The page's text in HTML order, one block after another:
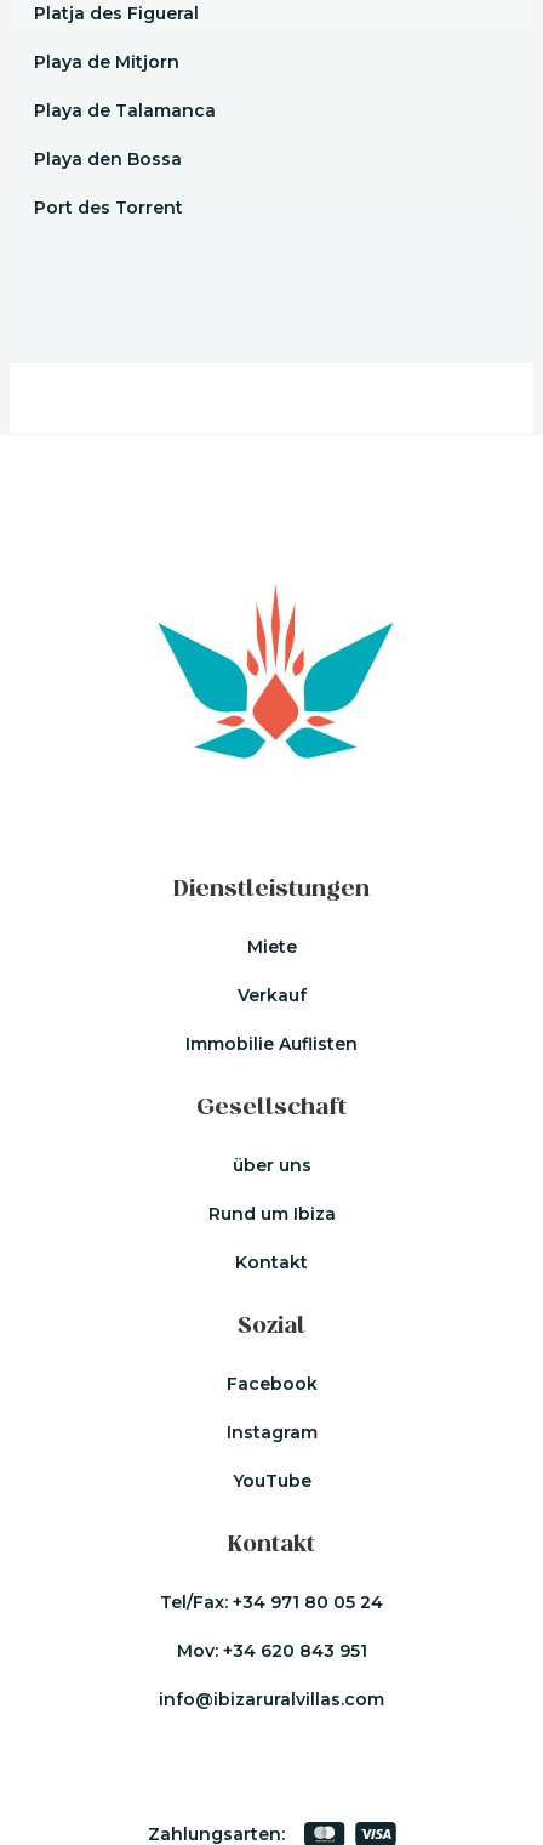
Platja des Figueral
Playa de Mitjorn
Playa de Talamanca
Playa den Bossa
Port des Torrent
Dienstleistungen
Miete
Verkauf
Immobilie Auflisten
Gesellschaft
über uns
Rund um Ibiza
Kontakt
Sozial
Facebook
Instagram
YouTube
Kontakt
Tel/Fax: +34 971 80 05 24
Mov: +34 620 843 951
info@ibizaruralvillas.com
Zahlungsarten: